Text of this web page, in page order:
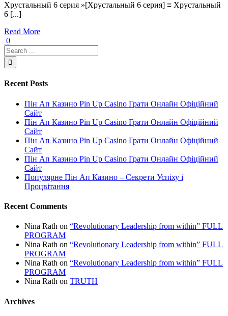
Хрустальный 6 серия »[Хрустальный 6 серия] ≡ Хрустальный
6 [...]
Read More
0
Recent Posts
Пін Ап Казино Pin Up Casino Грати Онлайн Офіційний
Сайт
Пін Ап Казино Pin Up Casino Грати Онлайн Офіційний
Сайт
Пін Ап Казино Pin Up Casino Грати Онлайн Офіційний
Сайт
Пін Ап Казино Pin Up Casino Грати Онлайн Офіційний
Сайт
Популярне Пін Ап Казино – Секрети Успіху і
Процвітання
Recent Comments
Nina Rath on “Revolutionary Leadership from within” FULL
PROGRAM
Nina Rath on “Revolutionary Leadership from within” FULL
PROGRAM
Nina Rath on “Revolutionary Leadership from within” FULL
PROGRAM
Nina Rath on TRUTH
Archives